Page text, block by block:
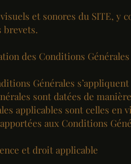
et sonores du SITE, y
brevets.
des Conditions Générales
Générales
sont datées de
applicables sont celles en
aux Conditions
et droit applicable